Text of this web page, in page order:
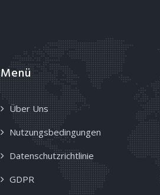
Menü
Über Uns
Nutzungsbedingungen
Datenschutzrichtlinie
GDPR